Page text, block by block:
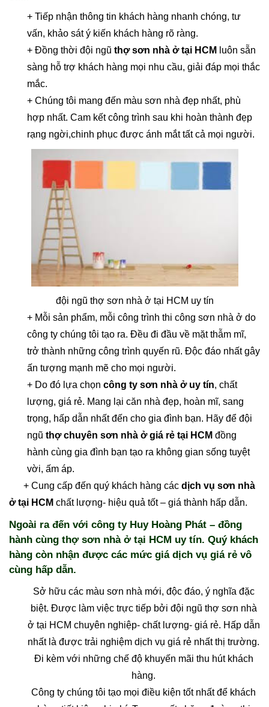
+ Tiếp nhận thông tin khách hàng nhanh chóng, tư
vấn, khảo sát ý kiến khách hàng rõ ràng.
+ Đồng thời đội ngũ thợ sơn nhà ở tại HCM
luôn sẵn
sàng hỗ trợ khách hàng mọi nhu cầu, giải đáp mọi thắc
mắc.
+ Chúng tôi mang đến màu sơn nhà đẹp nhất, phù
hợp nhất. Cam kết công trình sau khi hoàn thành đẹp
rạng ngời,chinh phục được ánh mắt tất cả mọi người.
đội ngũ thợ sơn nhà ở tại HCM uy tín
+ Mỗi sản phẩm, mỗi công trình thi công sơn nhà ở do
công ty chúng tôi tạo ra. Đều đi đầu về mặt thẫm mĩ,
trở thành những công trình quyến rũ. Độc đáo nhất gây
ấn tượng mạnh mẽ cho mọi người.
+ Do đó lựa chọn công ty sơn nhà ở uy tín, chất
lượng, giá rẻ. Mang lại căn nhà đẹp, hoàn mĩ, sang
trọng, hấp dẫn nhất đến cho gia đình bạn. Hãy để đội
ngũ thợ chuyên sơn nhà ở giá rẻ tại HCM đồng
hành cùng gia đình bạn tạo ra không gian sống tuyệt
vời, ấm áp.
+ Cung cấp đến quý khách hàng các dịch vụ sơn nhà
ở tại HCM chất lượng- hiệu quả tốt – giá thành hấp dẫn.
Ngoài ra đến với công ty Huy Hoàng Phát – đồng
hành cùng thợ sơn nhà ở tại HCM uy tín. Quý khách
hàng còn nhận được các mức giá dịch vụ giá rẻ vô
cùng hấp dẫn.
Sở hữu các màu sơn nhà mới, độc đáo, ý nghĩa đặc
biệt. Được làm việc trực tiếp bởi đội ngũ thợ sơn nhà
ở tại HCM chuyên nghiệp- chất lượng- giá rẻ. Hấp dẫn
nhất là được trải nghiệm dịch vụ giá rẻ nhất thị trường.
Đi kèm với những chế độ khuyến mãi thu hút khách
hàng.
Công ty chúng tôi tạo mọi điều kiện tốt nhất để khách